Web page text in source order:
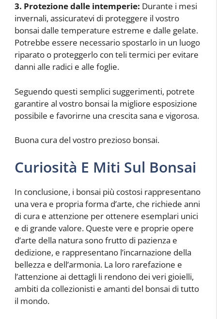
3. Protezione dalle intemperie: Durante i mesi
invernali, assicuratevi di proteggere il vostro
bonsai dalle temperature estreme e dalle gelate.
Potrebbe essere necessario spostarlo in un luogo
riparato o proteggerlo con teli termici per evitare
danni alle radici e alle foglie.
Seguendo questi semplici suggerimenti, potrete
garantire al vostro bonsai la migliore esposizione
possibile e favorirne una crescita sana e vigorosa.
Buona cura del vostro prezioso bonsai.
Curiosità E Miti Sul Bonsai
In conclusione, i bonsai più costosi rappresentano
una vera e propria forma d’arte, che richiede anni
di cura e attenzione per ottenere esemplari unici
e di grande valore. Queste vere e proprie opere
d’arte della natura sono frutto di pazienza e
dedizione, e rappresentano l’incarnazione della
bellezza e dell’armonia. La loro rarefazione e
l’attenzione ai dettagli li rendono dei veri gioielli,
ambiti da collezionisti e amanti del bonsai di tutto
il mondo.